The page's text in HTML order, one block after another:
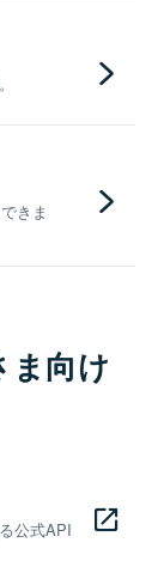
きま
ま向け
公式API